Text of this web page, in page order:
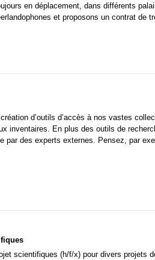
en déplacement, dans différents
et proposons un contrat de
d’outils d’accès à nos vastes
inventaires. En plus des outils de
des experts externes. Pensez, par
scientifiques (h/f/x) pour divers projets